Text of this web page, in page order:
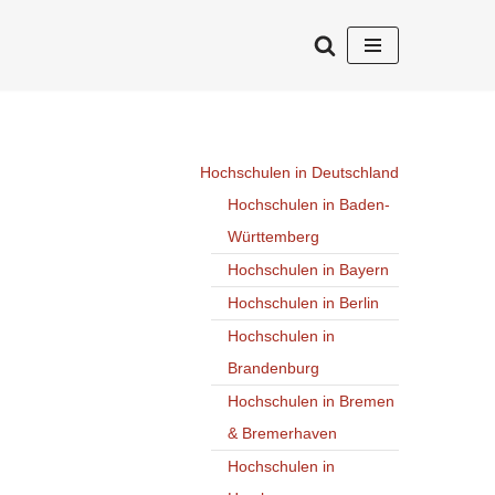
Hochschulen in Deutschland
Hochschulen in Baden-
Württemberg
Hochschulen in Bayern
Hochschulen in Berlin
Hochschulen in
Brandenburg
Hochschulen in Bremen
& Bremerhaven
Hochschulen in